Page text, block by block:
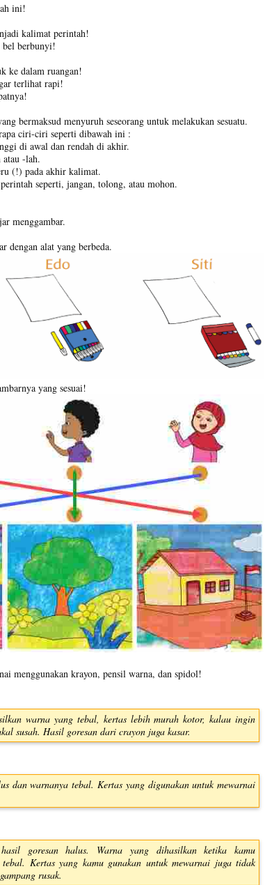
ini!
kalimat perintah!
bel berbunyi!
ke dalam ruangan!
terlihat rapi!
bermaksud menyuruh seseorang untuk melakukan sesuatu.
ciri-ciri seperti dibawah ini :
di awal dan rendah di akhir.
atau -lah.
(!) pada akhir kalimat.
seperti, jangan, tolong, atau mohon.
menggambar.
dengan alat yang berbeda.
yang sesuai!
menggunakan krayon, pensil warna, dan spidol!
warna yang tebal, kertas lebih murah kotor, kalau ingin
susah. Hasil goresan dari crayon juga kasar.
dan warnanya tebal. Kertas yang digunakan untuk mewarnai
goresan halus. Warna yang dihasilkan ketika kamu
tebal. Kertas yang kamu gunakan untuk mewarnai juga tidak
rusak.